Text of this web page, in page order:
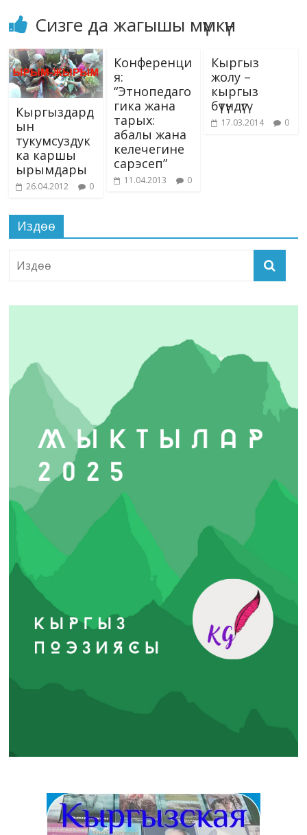
Сизге да жагышы мүмкүн
Кыргыздард
ын
тукумсуздук
ка каршы
ырымдары
26.04.2012 0
Конференци
я:
“Этнопедаго
гика жана
тарых:
абалы жана
келечегине
сарэсеп”
11.04.2013 0
Кыргыз
жолу –
кыргыз
бүтүндүгү
17.03.2014 0
Издөө